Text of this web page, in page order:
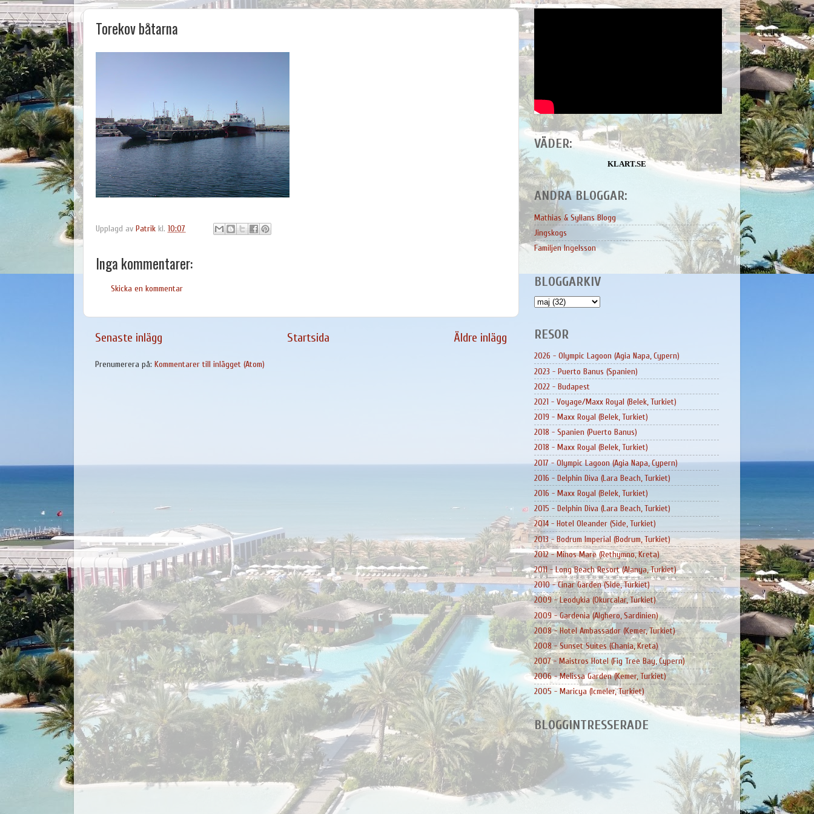
Torekov båtarna
Upplagd av Patrik kl. 10:07
Inga kommentarer:
Skicka en kommentar
Senaste inlägg Äldre inlägg
Startsida
Prenumerera på: Kommentarer till inlägget (Atom)
VÄDER:
KLART.SE
ANDRA BLOGGAR:
Mathias & Syllans Blogg
Jingskogs
Familjen Ingelsson
BLOGGARKIV
RESOR
2026 - Olympic Lagoon (Agia Napa, Cypern)
2023 - Puerto Banus (Spanien)
2022 - Budapest
2021 - Voyage/Maxx Royal (Belek, Turkiet)
2019 - Maxx Royal (Belek, Turkiet)
2018 - Spanien (Puerto Banus)
2018 - Maxx Royal (Belek, Turkiet)
2017 - Olympic Lagoon (Agia Napa, Cypern)
2016 - Delphin Diva (Lara Beach, Turkiet)
2016 - Maxx Royal (Belek, Turkiet)
2015 - Delphin Diva (Lara Beach, Turkiet)
2014 - Hotel Oleander (Side, Turkiet)
2013 - Bodrum Imperial (Bodrum, Turkiet)
2012 - Minos Mare (Rethymno, Kreta)
2011 - Long Beach Resort (Alanya, Turkiet)
2010 - Cinar Garden (Side, Turkiet)
2009 - Leodykia (Okurcalar, Turkiet)
2009 - Gardenia (Alghero, Sardinien)
2008 - Hotel Ambassador (Kemer, Turkiet)
2008 - Sunset Suites (Chania, Kreta)
2007 - Maistros Hotel (Fig Tree Bay, Cypern)
2006 - Melissa Garden (Kemer, Turkiet)
2005 - Maricya (Icmeler, Turkiet)
BLOGGINTRESSERADE